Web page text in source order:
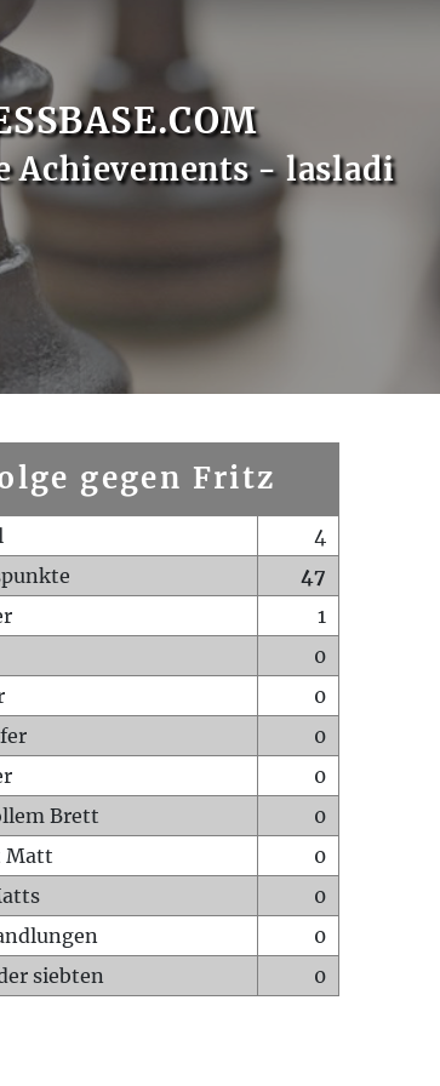
Achievements - lasladi
gegen Fritz
4
47
1
0
0
0
0
Brett
0
Matt
0
0
0
siebten
0